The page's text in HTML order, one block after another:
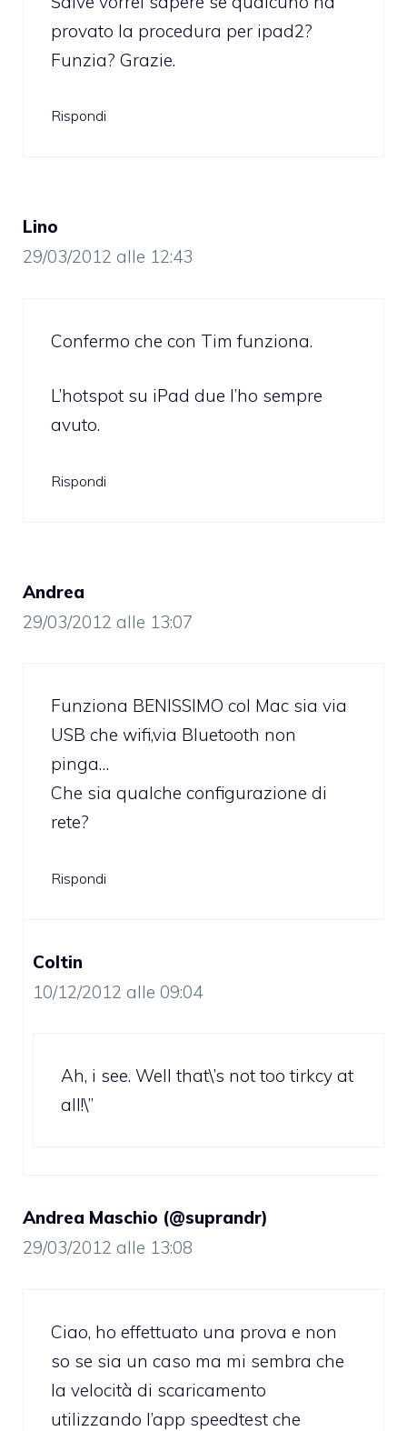
provato la procedura per ipad2?
Funzia? Grazie.
Rispondi
Lino
29/03/2012 alle 12:43
Confermo che con Tim funziona.
L’hotspot su iPad due l’ho sempre
avuto.
Rispondi
Andrea
29/03/2012 alle 13:07
Funziona BENISSIMO col Mac sia via
USB che wifi,via Bluetooth non
pinga…
Che sia qualche configurazione di
rete?
Rispondi
Coltin
10/12/2012 alle 09:04
Ah, i see. Well that\’s not too tirkcy at
all!\”
Andrea Maschio (@suprandr)
29/03/2012 alle 13:08
Ciao, ho effettuato una prova e non
so se sia un caso ma mi sembra che
la velocità di scaricamento
utilizzando l’app speedtest che